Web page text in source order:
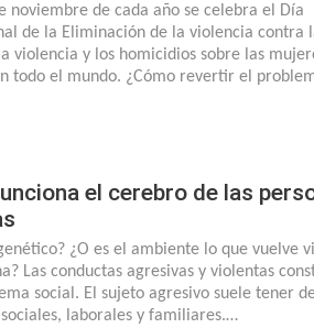
noviembre de cada año se celebra el Día
de la Eliminación de la violencia contra
violencia y los homicidios sobre las
todo el mundo. ¿Cómo revertir el
el cerebro de las
¿O es el ambiente lo que vuelve
Las conductas agresivas y violentas
social. El sujeto agresivo suele tener
laborales y familiares.…